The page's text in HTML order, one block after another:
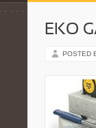
EKO
POSTED